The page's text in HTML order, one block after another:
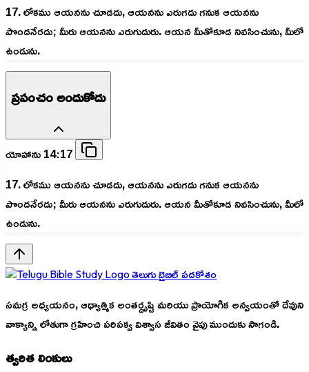
17. లోకము ఆయనను చూడదు, ఆయనను ఎరుగదు గనుక ఆయనను
పొందనేరదు; మీరు ఆయనను ఎరుగుదురు. ఆయన మీతోకూడ నివసించును, మీలో
ఉండును.
ప్రపంచం అందుకోదు
యోహాను 14:17
17. లోకము ఆయనను చూడదు, ఆయనను ఎరుగదు గనుక ఆయనను
పొందనేరదు; మీరు ఆయనను ఎరుగుదురు. ఆయన మీతోకూడ నివసించును, మీలో
ఉండును.
తెలుగు బైబిల్ పదకోశం
సమగ్ర అధ్యయనం, ఆధ్యాత్మిక అంతర్దృష్టి మరియు ప్రాయోగిక అన్వయంతో దేవుని
వాక్యాన్ని లోతుగా గ్రహించి పరిపక్వ విశ్వాస జీవితం వైపు ముందుకు సాగండి.
త్వరిత లింకులు